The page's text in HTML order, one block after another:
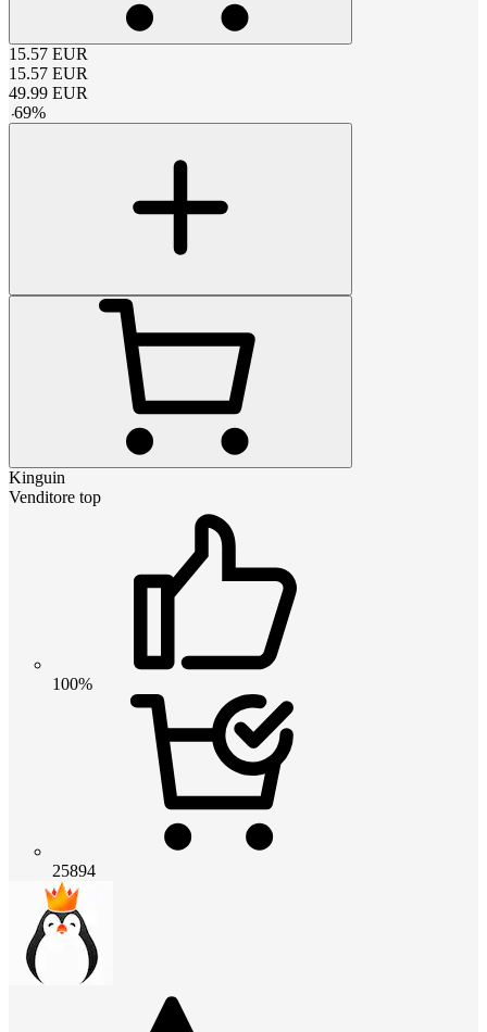
15.57 EUR
15.57 EUR
49.99 EUR
-69%
Kinguin
Venditore top
100%
25894